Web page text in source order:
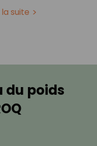
la suite
du poids